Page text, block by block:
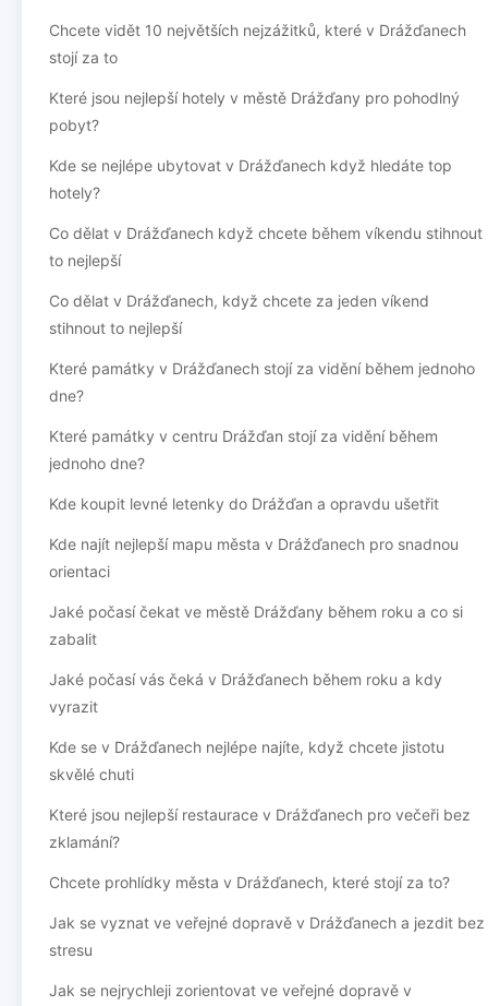
Chcete vidět 10 největších nejzážitků, které v Drážďanech
stojí za to
Které jsou nejlepší hotely v městě Drážďany pro pohodlný
pobyt?
Kde se nejlépe ubytovat v Drážďanech když hledáte top
hotely?
Co dělat v Drážďanech když chcete během víkendu stihnout
to nejlepší
Co dělat v Drážďanech, když chcete za jeden víkend
stihnout to nejlepší
Které památky v Drážďanech stojí za vidění během jednoho
dne?
Které památky v centru Drážďan stojí za vidění během
jednoho dne?
Kde koupit levné letenky do Drážďan a opravdu ušetřit
Kde najít nejlepší mapu města v Drážďanech pro snadnou
orientaci
Jaké počasí čekat ve městě Drážďany během roku a co si
zabalit
Jaké počasí vás čeká v Drážďanech během roku a kdy
vyrazit
Kde se v Drážďanech nejlépe najíte, když chcete jistotu
skvělé chuti
Které jsou nejlepší restaurace v Drážďanech pro večeři bez
zklamání?
Chcete prohlídky města v Drážďanech, které stojí za to?
Jak se vyznat ve veřejné dopravě v Drážďanech a jezdit bez
stresu
Jak se nejrychleji zorientovat ve veřejné dopravě v